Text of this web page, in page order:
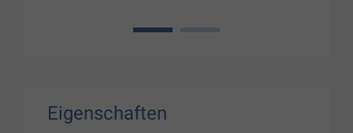
1
Eigenschaften